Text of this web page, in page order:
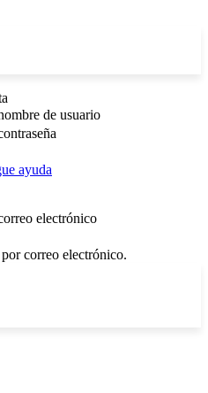
de usuario
ayuda
electrónico
correo electrónico.